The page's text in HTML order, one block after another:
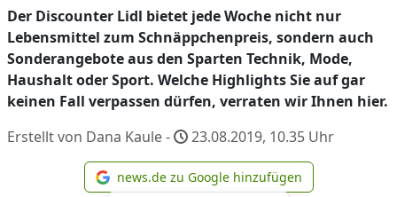
Der Discounter Lidl bietet jede Woche nicht nur
Lebensmittel zum Schnäppchenpreis, sondern auch
Sonderangebote aus den Sparten Technik, Mode,
Haushalt oder Sport. Welche Highlights Sie auf gar
keinen Fall verpassen dürfen, verraten wir Ihnen hier.
Erstellt von Dana Kaule -
23.08.2019, 10.35 Uhr
news.de zu Google
news.de zu Google hinzufügen